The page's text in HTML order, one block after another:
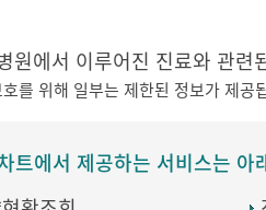
원에서 이루어진 진료와 관
를 위해 일부는 제한된 정보가 제공
트에서 제공하는 서비스는 아